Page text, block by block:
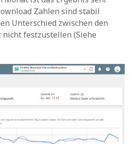
Zahlen sind stabil
Unterschied zwischen den
festzustellen (Siehe